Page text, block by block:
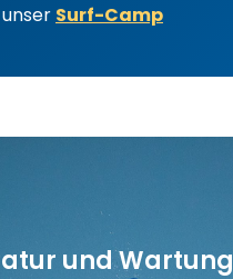
Surf-Camp
und Wartung